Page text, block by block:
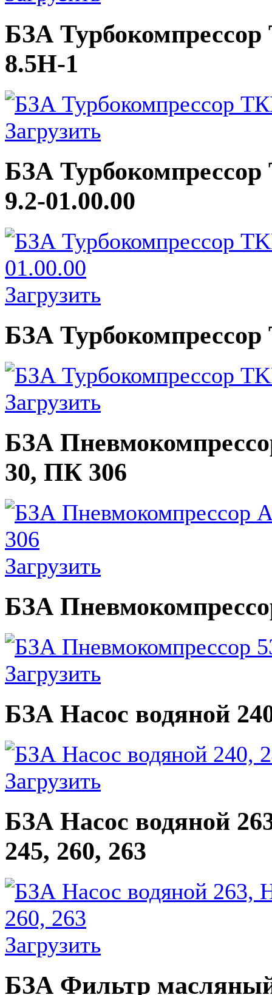
БЗА
8.5Н-1
Загрузить
БЗА
9.2-01.00.00
Загрузить
БЗА
Загрузить
БЗА
30, ПК 306
Загрузить
БЗА
Загрузить
БЗА Насос водяной
Загрузить
БЗА Насос водяной
245, 260, 263
Загрузить
БЗА Фильтр